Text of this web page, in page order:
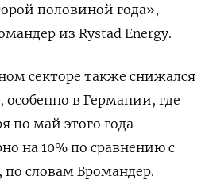
половиной года», -
из Rystad Energy.
секторе также снижался
в Германии, где
по май этого года
на 10% по сравнению с
словам Бромандер.